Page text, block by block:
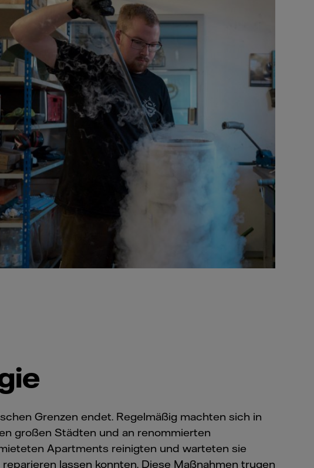
Grenzen endet. Regelmäßig machten sich in
großen Städten und an renommierten
Apartments reinigten und warteten sie
lassen konnten. Diese Maßnahmen trugen